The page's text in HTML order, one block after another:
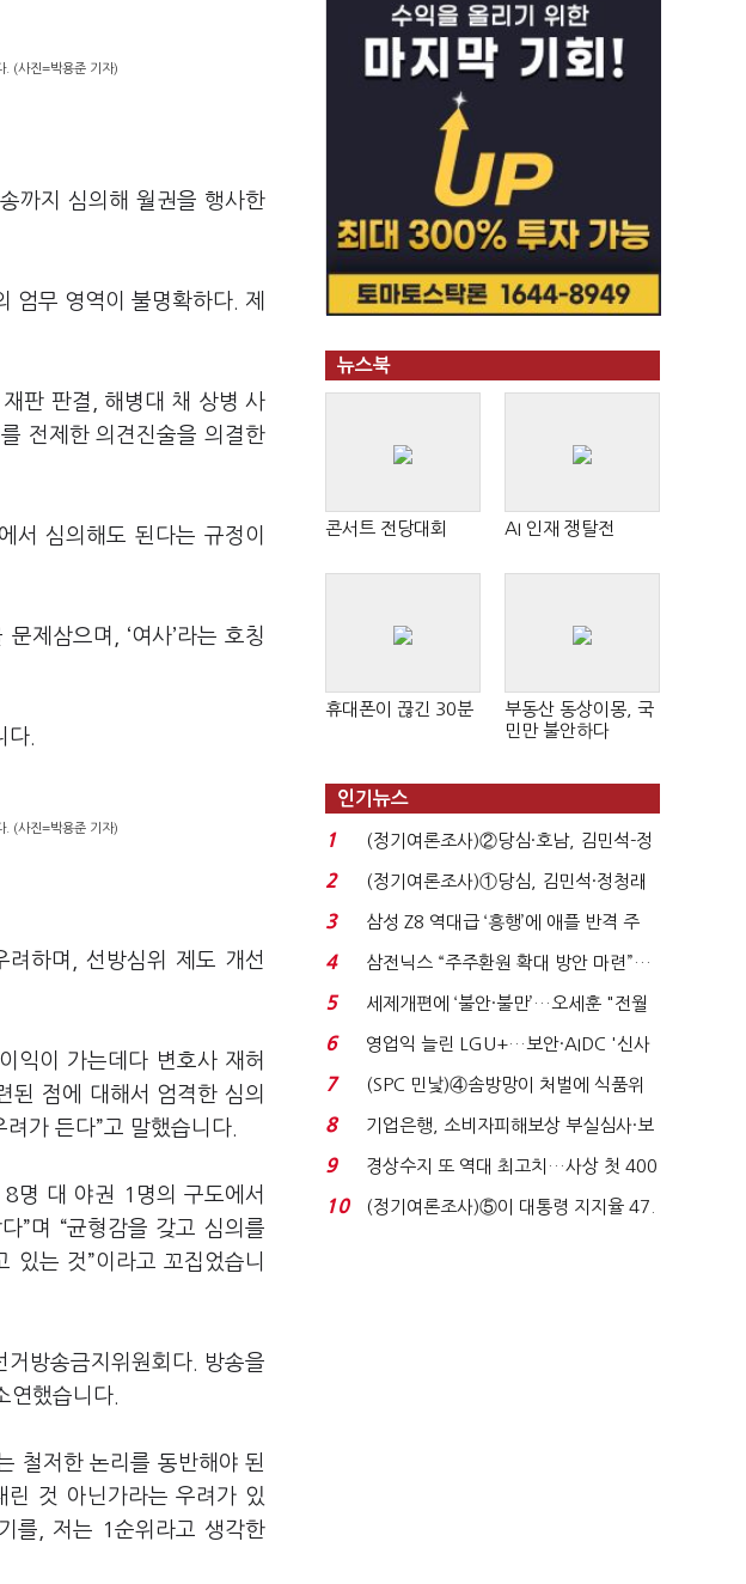
. (사진=박용준 기자)
까지 심의해 월권을 행사한
엄무 영역이 불명확하다. 제
판 판결, 해병대 채 상병 사
전제한 의견진술을 의결한
서 심의해도 된다는 규정이
제삼으며, ‘여사’라는 호칭
다.
. (사진=박용준 기자)
려하며, 선방심위 제도 개선
익이 가는데다 변호사 재허
된 점에 대해서 엄격한 심의
가 든다”고 말했습니다.
명 대 야권 1명의 구도에서
”며 “균형감을 갖고 심의를
있는 것”이라고 꼬집었습니
방송금지위원회다. 방송을
연했습니다.
철저한 논리를 동반해야 된
것 아닌가라는 우려가 있
를, 저는 1순위라고 생각한
뉴스북
콘서트 전당대회 AI 인재 쟁탈전
휴대폰이 끊긴 30분
부동산 동상이몽, 국
민만 불안하다
인기뉴스
1
(정기여론조사)②당심·호남, 김민석-정
청래 '초접전'...
2
(정기여론조사)①당심, 김민석·정청래
'초접전'…대통령 ...
3
삼성 Z8 역대급 ‘흥행’에 애플 반격 주
목…9월 ‘폴...
4
삼전닉스 “주주환원 확대 방안 마련”…
로이터에 성명...
5
세제개편에 ‘불안·불만’…오세훈 "전월
세 구하기 더 ...
6
영업익 늘린 LGU+…보안·AIDC '신사
업 드라이브'...
7
(SPC 민낯)④솜방망이 처벌에 식품위
생법 위반 반복...
8
기업은행, 소비자피해보상 부실심사·보
이스피싱 공시 ...
9
경상수지 또 역대 최고치…사상 첫 400
억달러에 '3% 성...
10
(정기여론조사)⑤이 대통령 지지율 47.